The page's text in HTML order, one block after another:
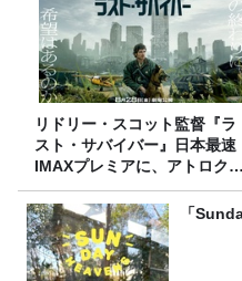
リドリー・スコット監督『ラ
スト・サバイバー』日本最速
IMAXプレミアに、アトロクリ
スナー60名をご招待！
「